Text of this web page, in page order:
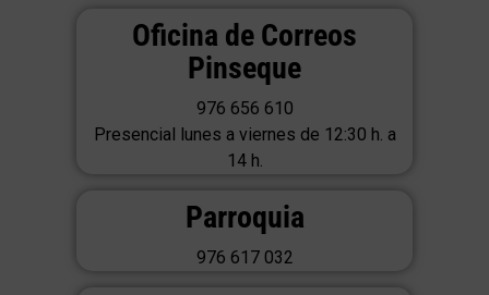
Oficina de Correos
Pinseque
976 656 610
Presencial lunes a viernes de 12:30 h. a
14 h.
Parroquia
976 617 032